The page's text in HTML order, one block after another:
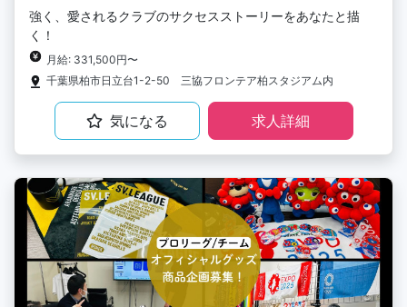
強く、愛されるクラブのサクセスストーリーをあなたと描
く！
月給: 331,500円〜
千葉県柏市日立台1-2-50 三協フロンテア柏スタジアム内
気になる 求人詳細